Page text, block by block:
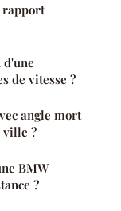
rapport
de vitesse ?
angle mort
ville ?
BMW
?